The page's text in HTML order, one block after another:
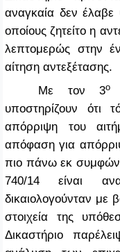
αναγκαία δεν
οποίους ζητείτο η
λεπτομερώς στην
αίτηση αντεξέτασης.
Με τον 3ο
υποστηρίζουν ότι
απόρριψη του
απόφαση για
πιο πάνω εκ
740/14 είναι
δικαιολογούνταν με
στοιχεία της
Δικαστήριο